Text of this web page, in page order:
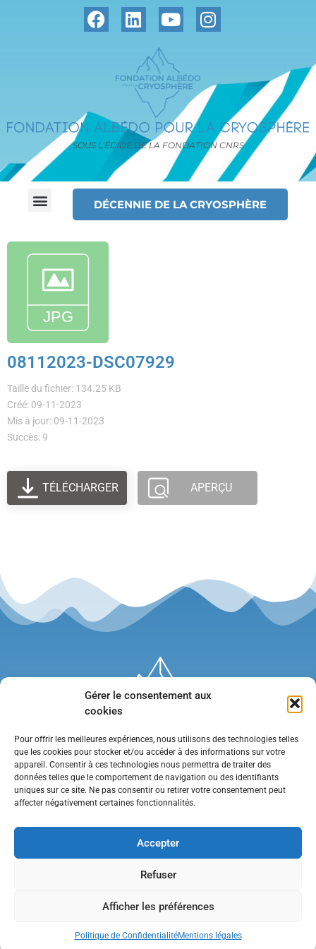
Gérer le consentement aux
cookies
Pour offrir les meilleures expériences, nous utilisons des technologies telles
que les cookies pour stocker et/ou accéder à des informations sur votre
appareil. Consentir à ces technologies nous permettra de traiter des
données telles que le comportement de navigation ou des identifiants
uniques sur ce site. Ne pas consentir ou retirer votre consentement peut
affecter négativement certaines fonctionnalités.
Accepter
Refuser
Afficher les préférences
Politique de ConfidentialitéMentions légales
SOUS L’ÉGIDE DE LA FONDATION CNRS
DÉCENNIE DE LA CRYOSPHÈRE
08112023-DSC07929
Taille du fichier: 134.25 KB
Créé: 09-11-2023
Mis à jour: 09-11-2023
Succès: 9
TÉLÉCHARGER APERÇU
•Contact